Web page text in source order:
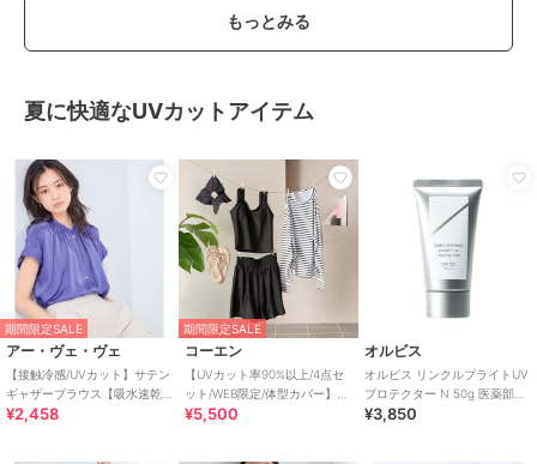
もっとみる
夏に快適なUVカットアイテム
期間限定SALE
アー・ヴェ・ヴェ
【接触冷感/UVカット】サテン
ギャザーブラウス【吸水速乾/
イージーケア】
¥2,458
期間限定SALE
コーエン
【UVカット率90%以上/4点セ
ット/WEB限定/体型カバー】シ
ュシュ付きアソートスイムウ
¥5,500
オルビス
オルビス リンクルブライトUV
プロテクター N 50g 医薬部外
品（顔用日焼け止め）
¥3,850